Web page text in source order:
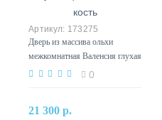
173275
Дверь из массива ольхи
межкомнатная Валенсия глухая
цвет слоновая кость
0
21 300 р.